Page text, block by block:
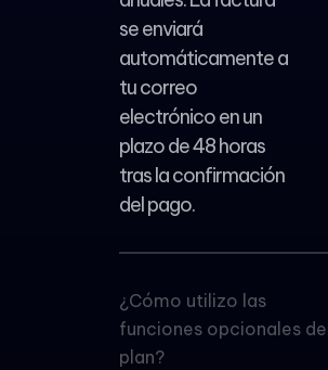
se enviará
automáticamente a
tu correo
electrónico en un
plazo de 48 horas
tras la confirmación
del pago.
¿Cómo utilizo las
funciones opcionales del
plan?